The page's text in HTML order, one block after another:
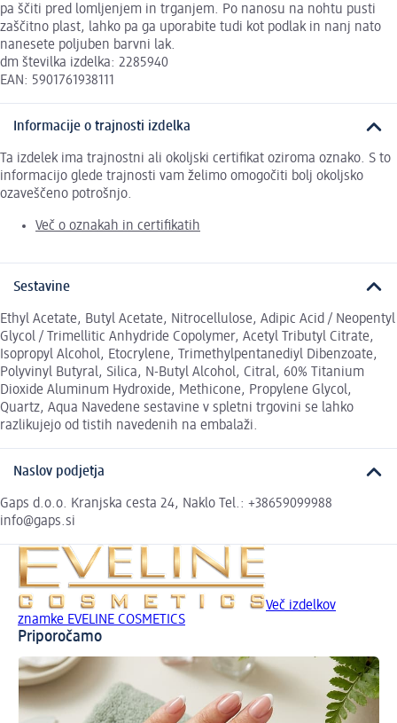
pa ščiti pred lomljenjem in trganjem. Po nanosu na nohtu pusti
zaščitno plast, lahko pa ga uporabite tudi kot podlak in nanj nato
nanesete poljuben barvni lak.
dm številka izdelka: 2285940
EAN: 5901761938111
Informacije o trajnosti izdelka
Ta izdelek ima trajnostni ali okoljski certifikat oziroma oznako. S to
informacijo glede trajnosti vam želimo omogočiti bolj okoljsko
ozaveščeno potrošnjo.
Več o oznakah in certifikatih
Sestavine
Ethyl Acetate, Butyl Acetate, Nitrocellulose, Adipic Acid / Neopentyl
Glycol / Trimellitic Anhydride Copolymer, Acetyl Tributyl Citrate,
Isopropyl Alcohol, Etocrylene, Trimethylpentanediyl Dibenzoate,
Polyvinyl Butyral, Silica, N-Butyl Alcohol, Citral, 60% Titanium
Dioxide Aluminum Hydroxide, Methicone, Propylene Glycol,
Quartz, Aqua Navedene sestavine v spletni trgovini se lahko
razlikujejo od tistih navedenih na embalaži.
Naslov podjetja
Gaps d.o.o. Kranjska cesta 24, Naklo Tel.: +38659099988
info@gaps.si
Več izdelkov
znamke EVELINE COSMETICS
Priporočamo